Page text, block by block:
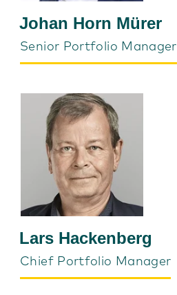
Johan Horn Mürer
Senior Portfolio Manager
Lars Hackenberg
Chief Portfolio Manager